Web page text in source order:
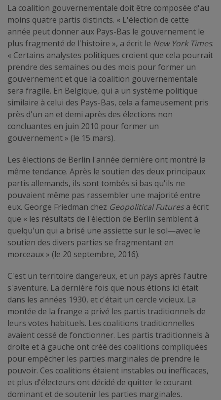
La coalition gouvernementale doit être composée d'au
moins quatre partis distincts. « L'élection de cette
année peut donner aux Pays-Bas le gouvernement le
plus fragmenté de l'histoire », a écrit le New York Times.
« Certains analystes politiques croient que cela pourrait
prendre des semaines ou des mois pour former un
gouvernement et que la coalition gouvernementale
sera fragile. En Belgique, qui a un système politique
similaire à celui des Pays-Bas, cela a fameusement pris
près d'un an et demi après des élections non
concluantes en juin 2010 pour former un
gouvernement » (le 15 mars).
Les élections de Berlin l'année dernière ont montré la
même tendance. Après le soutien des deux principaux
partis allemands, ils sont tombés si bas qu'ils ne
pouvaient même pas rassembler une majorité entre
eux. George Friedman chez Geopolitical Futuresa écrit
que « les résultats de l'élection de Berlin semblent à
quelqu'un qui a brisé une assiette sur le sol—avec le
soutien des divers parties se fragmentant en
morceaux » (le 20 septembre, 2016).
C'est un territoire dangereux, et un pays après l'autre
s'aventure. La dernière fois que nous étions ici était
dans les années 1930, et c'était un cercle vicieux. La
montée de la frange a privé les partis traditionnels de
leurs votes habituels. Les coalitions traditionnelles
avaient cessé de fonctionner. Les partis traditionnels à
droite et à gauche ont créé des coalitions compliquées
pour empêcher les parties marginales de prendre le
pouvoir. Ces coalitions étaient instables ou inefficaces,
et plus d'électeurs ont décidé de quitter le courant
dominant et de soutenir les parties marginales.